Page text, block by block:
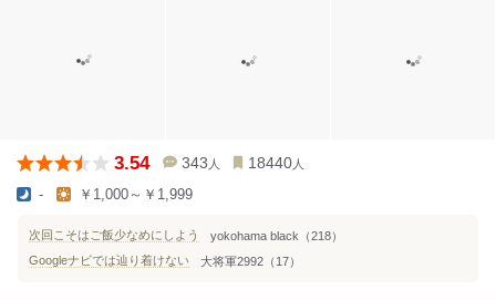
3.54 343 人 18440 人
- ￥1,000～￥1,999
次回こそはご飯少なめにしよう
yokohama black（218）
Googleナビでは辿り着けない
大将軍2992（17）